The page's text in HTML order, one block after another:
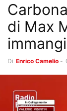
Video
di Max
Di Enrico Camelio -